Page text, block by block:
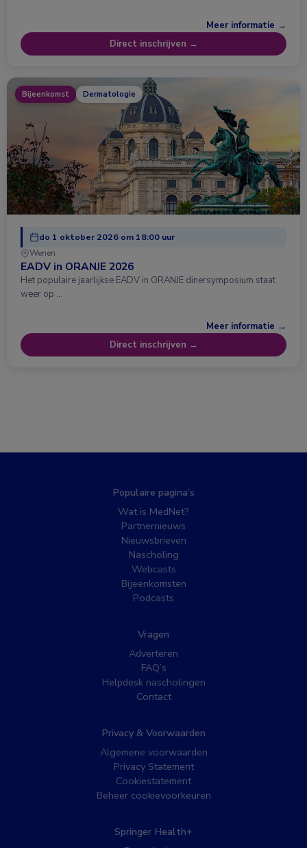
Meer informatie →
Direct inschrijven →
Bijeenkomst Dermatologie
do 1 oktober 2026 om 18:00 uur
Wenen
EADV in ORANJE 2026
Het populaire jaarlijkse EADV in ORANJE dinersymposium staat
weer op …
Meer informatie →
Direct inschrijven →
Populaire pagina’s
Wat is MedNet?
Partnernieuws
Nieuwsbrieven
Nascholing
Webcasts
Bijeenkomsten
Podcasts
Vragen
Adverteren
FAQ’s
Helpdesk nascholingen
Contact
Privacy & Voorwaarden
Algemene voorwaarden
Privacy Statement
Cookiestatement
Beheer cookievoorkeuren
Springer Health+